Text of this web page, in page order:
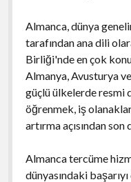
Almanca, dünya
tarafından ana dili
Birliği'nde en çok
Almanya, Avusturya
güçlü ülkelerde resmi
öğrenmek, iş
artırma açısından
Almanca tercüme
dünyasındaki